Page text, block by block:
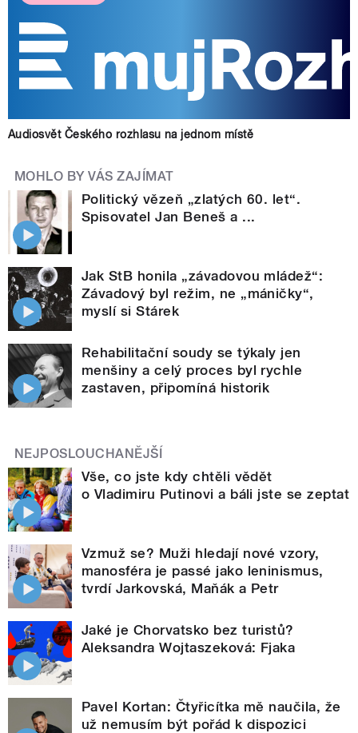
Audiosvět Českého rozhlasu na jednom místě
MOHLO BY VÁS ZAJÍMAT
Politický vězeň „zlatých 60. let“.
Spisovatel Jan Beneš a ...
Jak StB honila „závadovou mládež“:
Závadový byl režim, ne „máničky“,
myslí si Stárek
Rehabilitační soudy se týkaly jen
menšiny a celý proces byl rychle
zastaven, připomíná historik
NEJPOSLOUCHANĚJŠÍ
Vše, co jste kdy chtěli vědět
o Vladimiru Putinovi a báli jste se zeptat
Vzmuž se? Muži hledají nové vzory,
manosféra je passé jako leninismus,
tvrdí Jarkovská, Maňák a Petr
Jaké je Chorvatsko bez turistů?
Aleksandra Wojtaszeková: Fjaka
Pavel Kortan: Čtyřicítka mě naučila, že
už nemusím být pořád k dispozici